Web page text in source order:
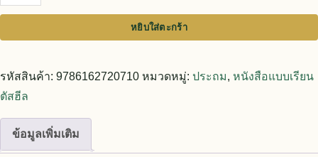
หยิบใส่ตะกร้า
รหัสสินค้า: 9786162720710 หมวดหมู่: ประถม, หนังสือแบบเรียน
ตัสฮีล
ข้อมูลเพิ่มเติม